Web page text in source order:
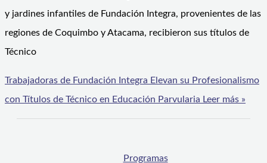
y jardines infantiles de Fundación Integra, provenientes de las
regiones de Coquimbo y Atacama, recibieron sus títulos de
Técnico
Trabajadoras de Fundación Integra Elevan su Profesionalismo
con Títulos de Técnico en Educación Parvularia Leer más »
Programas